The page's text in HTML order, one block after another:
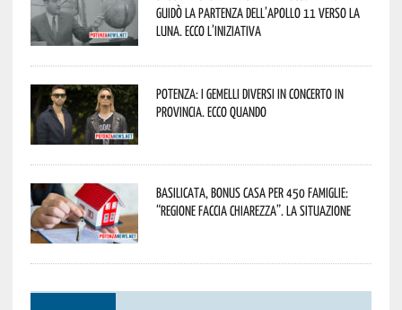
guidò la partenza dell’Apollo 11 verso la
Luna. Ecco l’iniziativa
Potenza: i Gemelli DiVersi in concerto in
provincia. Ecco quando
Basilicata, Bonus casa per 450 famiglie:
“Regione faccia chiarezza”. La situazione